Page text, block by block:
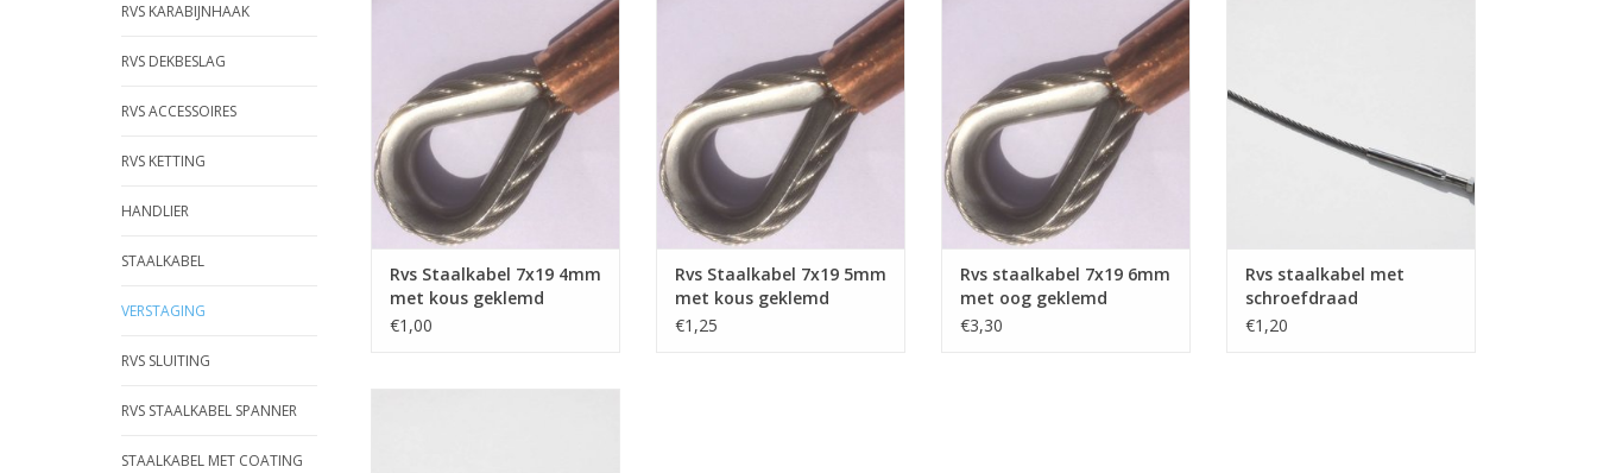
RVS KARABIJNHAAK
RVS DEKBESLAG
RVS ACCESSOIRES
RVS KETTING
HANDLIER
STAALKABEL
VERSTAGING
RVS SLUITING
RVS STAALKABEL SPANNER
STAALKABEL MET COATING
TOEVOEGEN AAN WINKELWAGEN
Rvs Staalkabel 7x19 4mm
met kous geklemd
€1,00
staalkabel 7x19, met kous koper
TOEVOEGEN AAN WINKELWAGEN
Rvs Staalkabel 7x19 5mm
met kous geklemd
€1,25
diameter 6mm met oog koper
geklemd, op maat gemaakt
TOEVOEGEN AAN WINKELWAGEN
Rvs staalkabel 7x19 6mm
met oog geklemd
€3,30
toepassingen zoals voor de
machine-bouw
TOEVOEGEN AAN WINKELWAGEN
Rvs staalkabel met
schroefdraad
€1,20